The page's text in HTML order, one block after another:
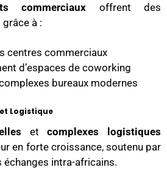
commerciaux offrent des
à :
centres commerciaux
d’espaces de coworking
bureaux modernes
Logistique
etcomplexes logistiques
en forte croissance, soutenu par
intra-africains.